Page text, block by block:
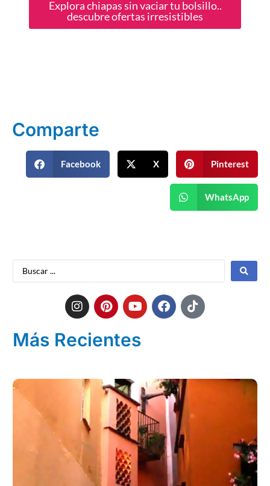
Explora chiapas sin vaciar tu bolsillo..
descubre ofertas irresistibles
Comparte
Facebook X Pinterest
WhatsApp
Más Recientes